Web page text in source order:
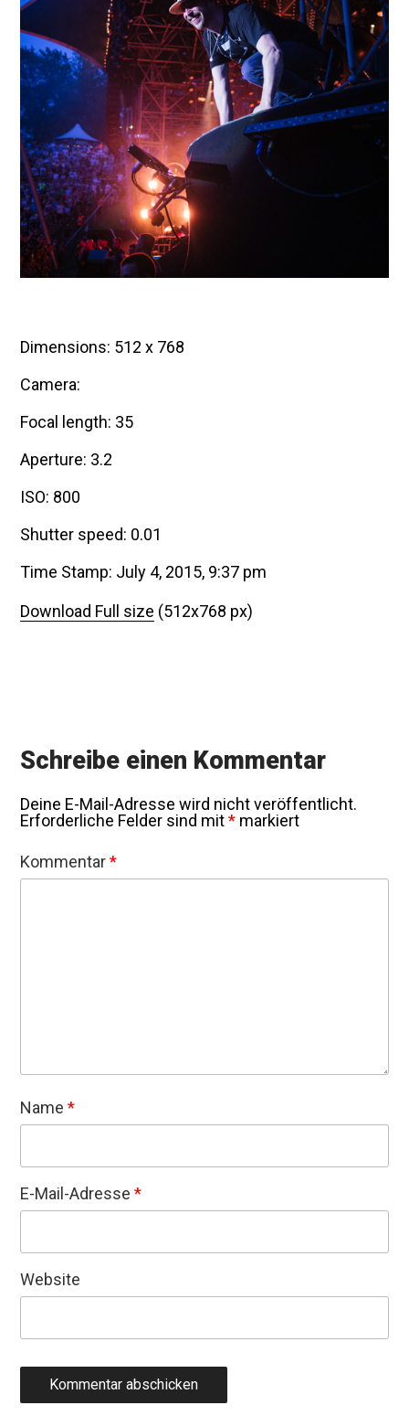
Dimensions: 512 x 768
Camera:
Focal length: 35
Aperture: 3.2
ISO: 800
Shutter speed: 0.01
Time Stamp: July 4, 2015, 9:37 pm
Download Full size (512x768 px)
Schreibe einen Kommentar
Deine E-Mail-Adresse wird nicht veröffentlicht.
Erforderliche Felder sind mit* markiert
Kommentar*
Name*
E-Mail-Adresse*
Website